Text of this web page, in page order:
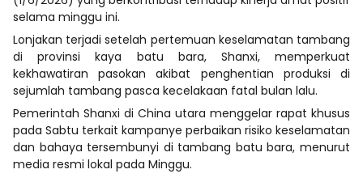
selama minggu ini.
Lonjakan terjadi setelah pertemuan keselamatan tambang
di provinsi kaya batu bara, Shanxi, memperkuat
kekhawatiran pasokan akibat penghentian produksi di
sejumlah tambang pasca kecelakaan fatal bulan lalu.
Pemerintah Shanxi di China utara menggelar rapat khusus
pada Sabtu terkait kampanye perbaikan risiko keselamatan
dan bahaya tersembunyi di tambang batu bara, menurut
media resmi lokal pada Minggu.